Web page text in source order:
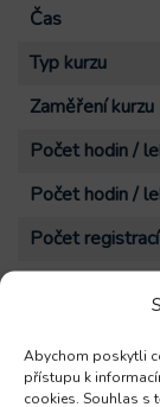
Abychom poskytli
přístupu k
cookies. Souhlas s
Čas
Typ kurzu
Zaměření kurzu
Počet hodin /
Počet hodin /
Počet registrací
Příprava ke
stránkou
aktivity a